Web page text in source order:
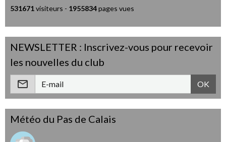
531671visiteurs - 1955834pages vues
NEWSLETTER : Inscrivez-vous pour recevoir
les nouvelles du club
OK
Météo du Pas de Calais